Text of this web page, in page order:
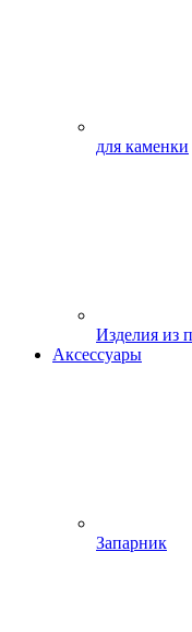
для каменки
Изделия из
Аксессуары
Запарник